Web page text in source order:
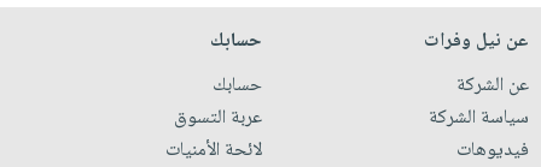
عن نيل وفرات
عن الشركة
سياسة الشركة
فيديوهات
حسابك
حسابك
عربة التسوق
لائحة الأمنيات